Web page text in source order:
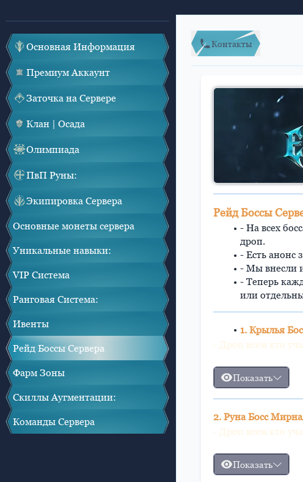
Основная Информация
Премиум Аккаунт
Заточка на Сервере
Клан | Осада
Олимпиада
ПвП Руны:
Экипировка Сервера
Основные монеты сервера
Уникальные навыки:
VIP Система
Ранговая Система:
Ивенты
Рейд Боссы Сервера
Фарм Зоны
Скиллы Аугментации:
Команды Сервера
Контакты
Рейд Боссы
- На всех
дроп.
- Есть
- Мы внесли
- Теперь
или
1. Крылья
- Дроп всем кто
Показать
2. Руна Босс
- Дроп всем кто
Показать